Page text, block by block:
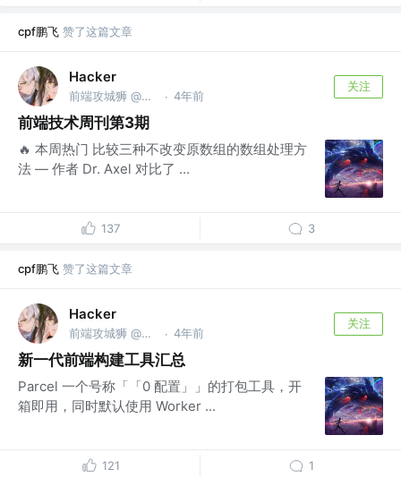
cpf鹏飞 赞了这篇文章
Hacker
前端攻城狮 @不知名公司 · 4年前
关注
前端技术周刊第3期
🔥 本周热门 比较三种不改变原数组的数组处理方
法 — 作者 Dr. Axel 对比了 ...
137 3
cpf鹏飞 赞了这篇文章
Hacker
前端攻城狮 @不知名公司 · 4年前
关注
新一代前端构建工具汇总
Parcel 一个号称「「0 配置」」的打包工具，开
箱即用，同时默认使用 Worker ...
121 1